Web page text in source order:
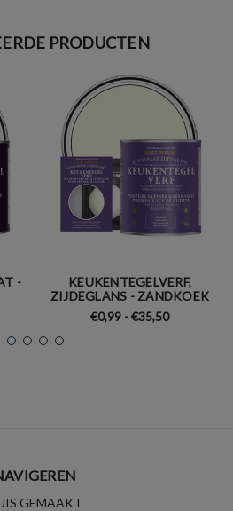
PRODUCTEN
-
KEUKENTEGELVERF,
ZIJDEGLANS - ZANDKOEK
€0,99 - €35,50
GEMAAKT